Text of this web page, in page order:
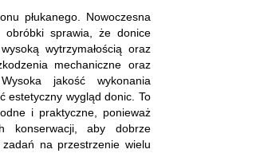
płukanego. Nowoczesna
obróbki sprawia, że donice
wytrzymałością oraz
mechaniczne oraz
jakość wykonania
estetyczny wygląd donic. To
i praktyczne, ponieważ
konserwacji, aby dobrze
na przestrzenie wielu